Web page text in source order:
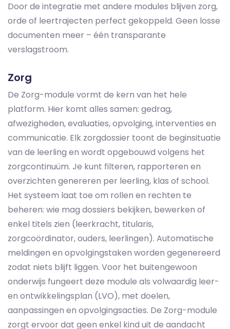
Door de integratie met andere modules blijven zorg,
orde of leertrajecten perfect gekoppeld. Geen losse
documenten meer – één transparante
verslagstroom.
Zorg
De Zorg-module vormt de kern van het hele
platform. Hier komt alles samen: gedrag,
afwezigheden, evaluaties, opvolging, interventies en
communicatie. Elk zorgdossier toont de beginsituatie
van de leerling en wordt opgebouwd volgens het
zorgcontinuüm. Je kunt filteren, rapporteren en
overzichten genereren per leerling, klas of school.
Het systeem laat toe om rollen en rechten te
beheren: wie mag dossiers bekijken, bewerken of
enkel titels zien (leerkracht, titularis,
zorgcoördinator, ouders, leerlingen). Automatische
meldingen en opvolgingstaken worden gegenereerd
zodat niets blijft liggen. Voor het buitengewoon
onderwijs fungeert deze module als volwaardig leer-
en ontwikkelingsplan (LVO), met doelen,
aanpassingen en opvolgingsacties. De Zorg-module
zorgt ervoor dat geen enkel kind uit de aandacht